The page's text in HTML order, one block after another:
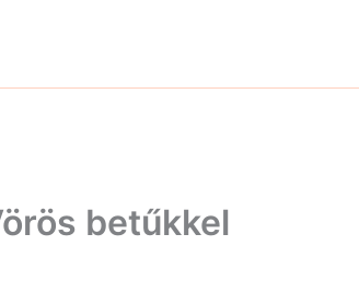
betűkkel